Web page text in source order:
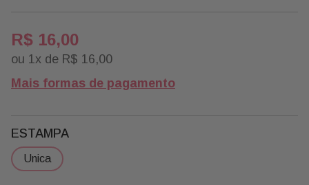
R$ 16,00
ou 1 x de R$ 16,00
Mais formas de pagamento
ESTAMPA
unica